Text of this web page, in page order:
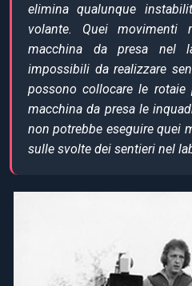
elimina qualunque
volante. Quei movimenti
macchina da presa nel
impossibili da realizzare
possono collocare le
macchina da presa le
non potrebbe eseguire quei
sulle svolte dei sentieri nel